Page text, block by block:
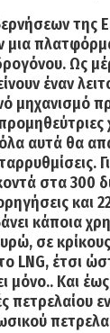
μια
. Ως
έναν
μηχανισμό
αυτά θα
στα 300
και
κάποια
σε
LNG, έτσι
μόνο.. Και
πετρελαίου